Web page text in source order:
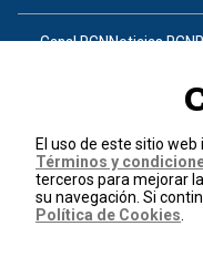
Canal RCNNoticias RCN
Un producto
El uso de este sitio
Términos y
terceros para mejorar
su navegación. Si
Política de Cookies